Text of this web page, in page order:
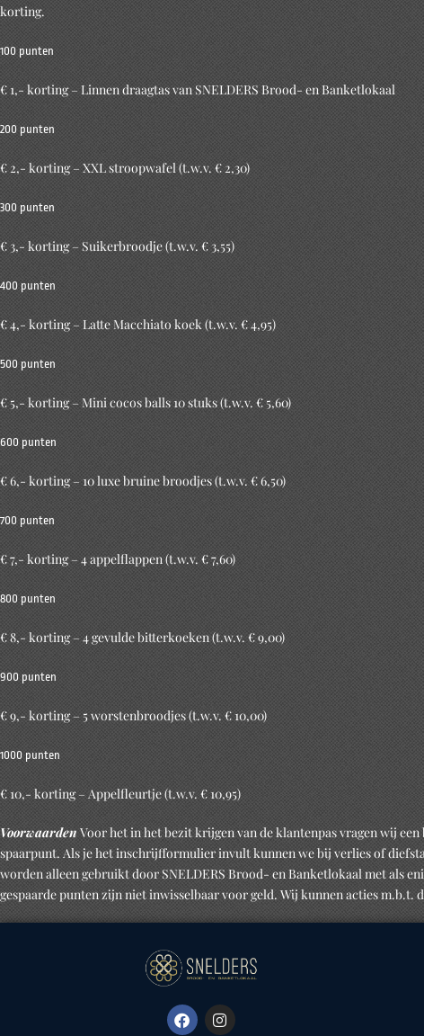
korting.
100 punten
€ 1,- korting – Linnen draagtas van SNELDERS Brood- en Banketlokaal
200 punten
€ 2,- korting – XXL stroopwafel (t.w.v. € 2,30)
300 punten
€ 3,- korting – Suikerbroodje (t.w.v. € 3,55)
400 punten
€ 4,- korting – Latte Macchiato koek (t.w.v. € 4,95)
500 punten
€ 5,- korting – Mini cocos balls 10 stuks (t.w.v. € 5,60)
600 punten
€ 6,- korting – 10 luxe bruine broodjes (t.w.v. € 6,50)
700 punten
€ 7,- korting – 4 appelflappen (t.w.v. € 7,60)
800 punten
€ 8,- korting – 4 gevulde bitterkoeken (t.w.v. € 9,00)
900 punten
€ 9,- korting – 5 worstenbroodjes (t.w.v. € 10,00)
1000 punten
€ 10,- korting – Appelfleurtje (t.w.v. € 10,95)
Voorwaarden Voor het in het bezit krijgen van de klantenpas vragen wij
spaarpunt. Als je het inschrijfformulier invult kunnen we bij verlies of
worden alleen gebruikt door SNELDERS Brood- en Banketlokaal met als
gespaarde punten zijn niet inwisselbaar voor geld. Wij kunnen acties m.b.t.